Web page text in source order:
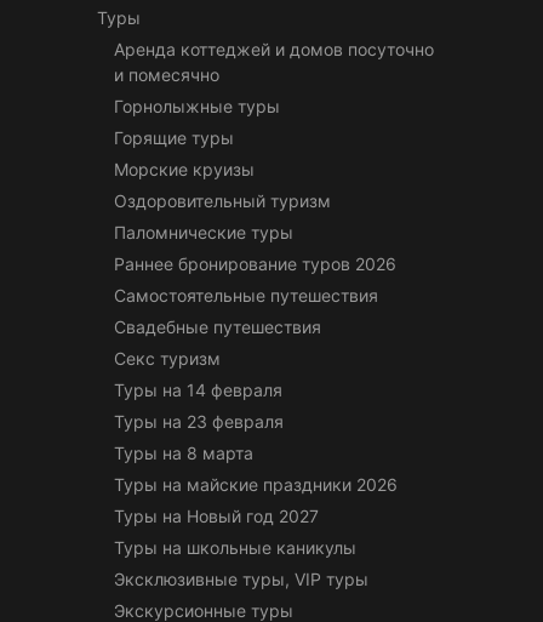
Туры
Аренда коттеджей и домов посуточно
и помесячно
Горнолыжные туры
Горящие туры
Морские круизы
Оздоровительный туризм
Паломнические туры
Раннее бронирование туров 2026
Самостоятельные путешествия
Свадебные путешествия
Секс туризм
Туры на 14 февраля
Туры на 23 февраля
Туры на 8 марта
Туры на майские праздники 2026
Туры на Новый год 2027
Туры на школьные каникулы
Эксклюзивные туры, VIP туры
Экскурсионные туры